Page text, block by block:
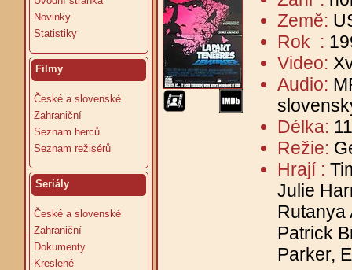
Novinky
Statistiky
Filmy
České a slovenské
Zahraniční
Seznam herců
Seznam režisérů
Seriály
České a slovenské
Zahraniční
Dokumenty
Kreslené
Země:
Rok :
Video:
Audio:
Délka:
Režie:
Hrají :
Julie
Rutanya
Patrick
Parker,